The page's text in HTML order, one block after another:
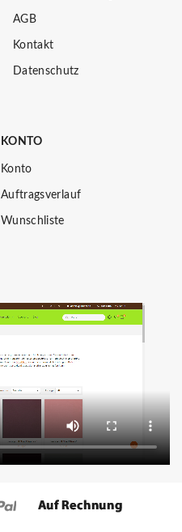
AGB
Kontakt
Datenschutz
KONTO
Konto
Auftragsverlauf
Wunschliste